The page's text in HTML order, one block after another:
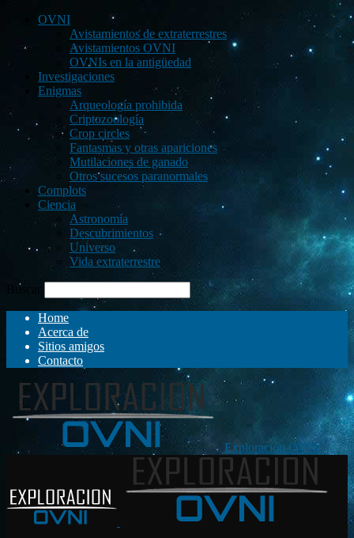
OVNI
Avistamientos de extraterrestres
Avistamientos OVNI
OVNIs en la antigüedad
Investigaciones
Enigmas
Arqueología prohibida
Criptozoología
Crop circles
Fantasmas y otras apariciones
Mutilaciones de ganado
Otros sucesos paranormales
Complots
Ciencia
Astronomía
Descubrimientos
Universo
Vida extraterrestre
Buscar
Home
Acerca de
Sitios amigos
Contacto
Exploración OVNI